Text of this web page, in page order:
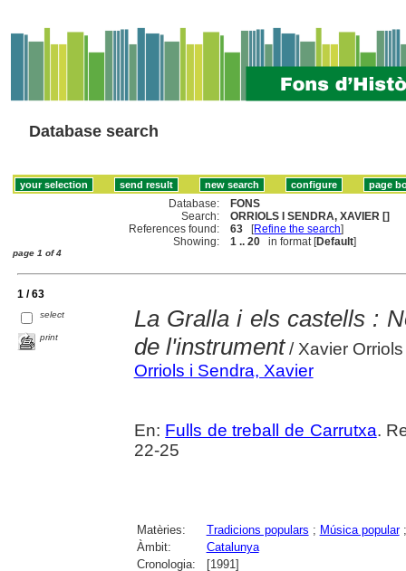
Database search
Database:
FONS
Search:
ORRIOLS I SENDRA, XAVIER []
References found:
63 [Refine the search]
Showing:
1 .. 20 in format [Default]
page 1 of 4
1 / 63
select
print
La Gralla i els castells :
de l'instrument/ Xavier Orriols
Orriols i Sendra, Xavier
En: Fulls de treball de Carrutxa.
22-25
Matèries: Tradicions populars ; Música popular
Àmbit:
Catalunya
Cronologia:
[1991]